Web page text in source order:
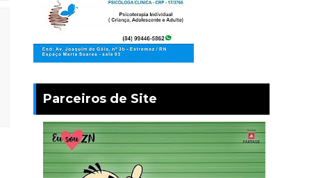
Parceiros de Site